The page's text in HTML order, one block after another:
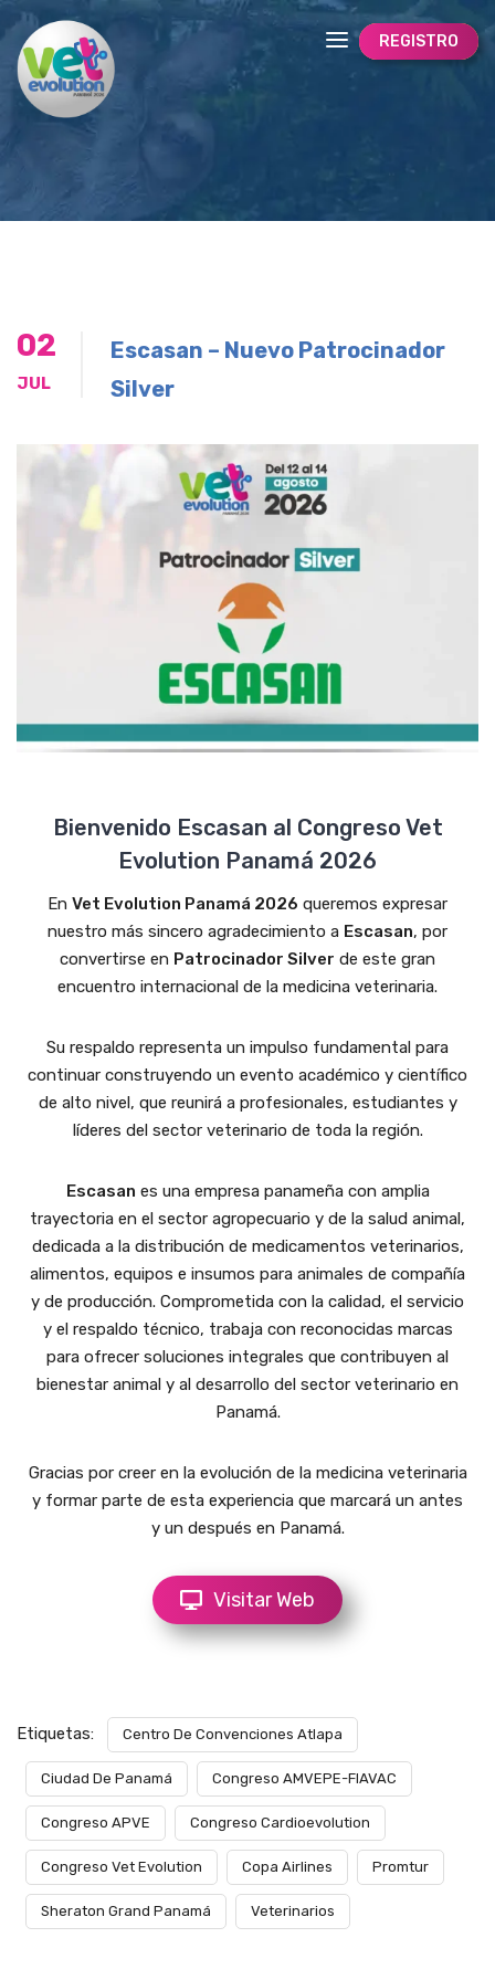
REGISTRO
02
JUL
Escasan – Nuevo Patrocinador
Silver
Bienvenido Escasan al Congreso Vet
Evolution Panamá 2026
En Vet Evolution Panamá 2026 queremos expresar
nuestro más sincero agradecimiento a Escasan, por
convertirse en Patrocinador Silver de este gran
encuentro internacional de la medicina veterinaria.
Su respaldo representa un impulso fundamental para
continuar construyendo un evento académico y científico
de alto nivel, que reunirá a profesionales, estudiantes y
líderes del sector veterinario de toda la región.
Escasan es una empresa panameña con amplia
trayectoria en el sector agropecuario y de la salud animal,
dedicada a la distribución de medicamentos veterinarios,
alimentos, equipos e insumos para animales de compañía
y de producción. Comprometida con la calidad, el servicio
y el respaldo técnico, trabaja con reconocidas marcas
para ofrecer soluciones integrales que contribuyen al
bienestar animal y al desarrollo del sector veterinario en
Panamá.
Gracias por creer en la evolución de la medicina veterinaria
y formar parte de esta experiencia que marcará un antes
y un después en Panamá.
Visitar Web
Etiquetas: Centro De Convenciones Atlapa
Ciudad De Panamá Congreso AMVEPE-FIAVAC
Congreso APVE Congreso Cardioevolution
Congreso Vet Evolution Copa Airlines Promtur
Sheraton Grand Panamá Veterinarios